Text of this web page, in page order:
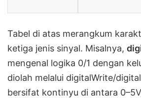
Tabel di atas merangkum
ketiga jenis sinyal. Misalnya,
mengenal logika 0/1 dengan
diolah melalui digitalWrite/
bersifat kontinyu di antara